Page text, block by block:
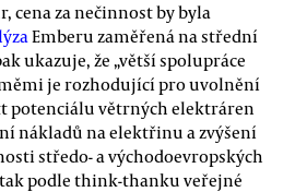
cena za nečinnost by byla
Emberu zaměřená na střední
ukazuje, že „větší spolupráce
je rozhodující pro uvolnění
potenciálu větrných elektráren
nákladů na elektřinu a zvýšení
středo- a východoevropských
podle think-thanku veřejné